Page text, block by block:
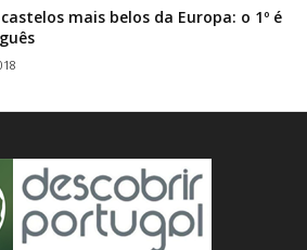
castelos mais belos da Europa: o 1º é